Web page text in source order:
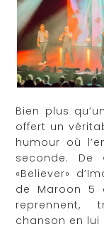
Bien plus
offert un
humour où
seconde. De
«Believer»
de Maroon 5
reprennent,
chanson en